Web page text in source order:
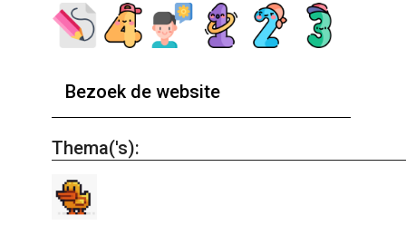
Bezoek de website
Thema('s):